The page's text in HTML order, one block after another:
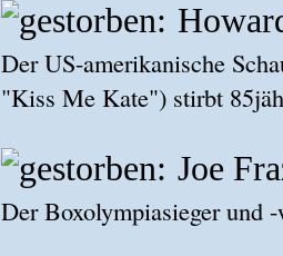
Der US-amerikanische
"Kiss Me Kate") stirbt
Joe
Der Boxolympiasieger und